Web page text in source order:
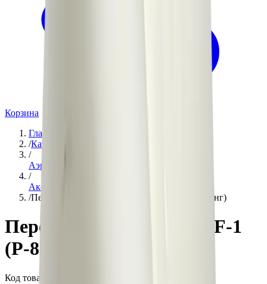
Корзина
Главная
/Каталог
/
Аэрация
/
Аксессуары
/Переходник с 1" на 1/4" F-1 (P-88M14F фитинг)
Переходник с 1" на 1/4" F-1
(P-88M14F фитинг)
Код товара: